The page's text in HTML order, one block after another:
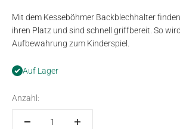
Mit dem Kesseböhmer Backblechhalter
ihren Platz und sind schnell griffbereit. So
Aufbewahrung zum Kinderspiel.
Auf Lager
Anzahl: